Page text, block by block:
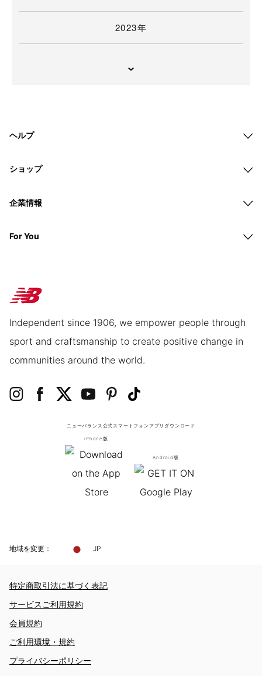
2023年
ヘルプ
ショップ
企業情報
For You
Independent since 1906, we empower people through
sport and craftsmanship to create positive change in
communities around the world.
ニューバランス公式スマートフォンアプリ ダウンロード
iPhone版
Android版
地域を変更： JP
特定商取引法に基づく表記
サービスご利用規約
会員規約
ご利用環境・規約
プライバシーポリシー